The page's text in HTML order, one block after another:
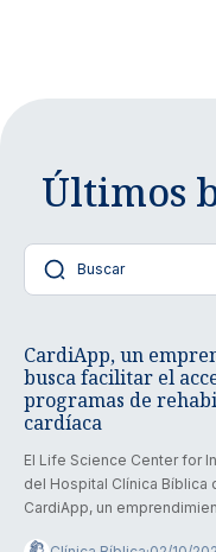
Últimos
CardiApp, un
busca facilitar el
programas de
cardíaca
El Life Science Center for
del Hospital Clínica Bíblica
CardiApp, un